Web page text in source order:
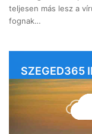
teljesen más lesz a
fognak…
SZEGED365